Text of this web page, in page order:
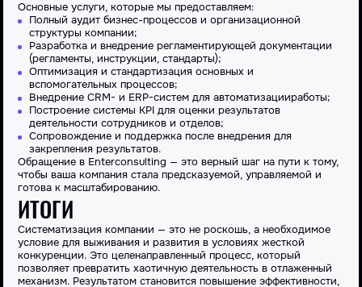
Основные услуги, которые мы предоставляем:
Полный аудит бизнес-процессов и организационной
структурыкомпании;
Разработка и внедрение регламентирующей документации
(регламенты, инструкции, стандарты);
Оптимизация и стандартизация основных и
вспомогательных процессов;
Внедрение CRM- и ERP-систем дляавтоматизацииработы;
Построение системы KPI для оценкирезультатов
деятельности сотрудников и отделов;
Сопровождение и поддержка после внедрения для
закрепления результатов.
Обращение в Enterconsulting — это верный шаг на пути к тому,
чтобы ваша компания стала предсказуемой, управляемой и
готова к масштабированию.
ИТОГИ
Систематизация компании — это не роскошь, а необходимое
условие для выживания и развития в условиях жесткой
конкуренции. Это целенаправленный процесс, который
позволяет превратить хаотичную деятельность в отлаженный
механизм. Результатом становится повышение эффективности,